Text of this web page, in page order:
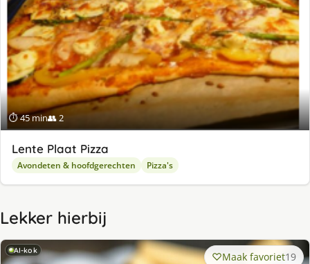
⏱ 45 min👥 2
Lente Plaat Pizza
Avondeten & hoofdgerechten Pizza's
Lekker hierbij
AI-kok Maak favoriet19